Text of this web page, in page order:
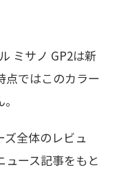
ミサノ GP2は新
点ではこのカラー
ズ全体のレビュ
ース記事をもと